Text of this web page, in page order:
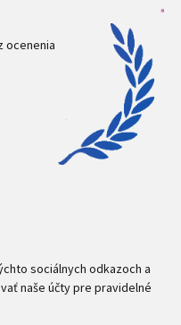
ocenenia
sociálnych odkazoch a
naše účty pre pravidelné